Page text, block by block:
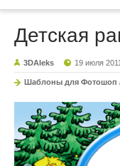
Детская
3DAleks 19 июля 2011
Шаблоны для Фотошоп